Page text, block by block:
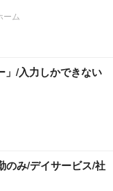
ーム
」/入力しかできない
のみ/デイサービス/社